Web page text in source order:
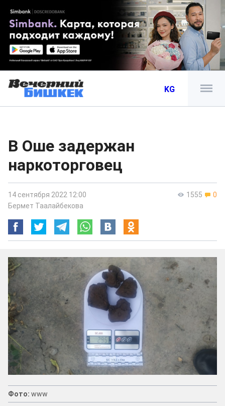
KG
В Оше задержан
наркоторговец
1555 0
14 сентября 2022 12:00
Бермет Таалайбекова
Фото: www